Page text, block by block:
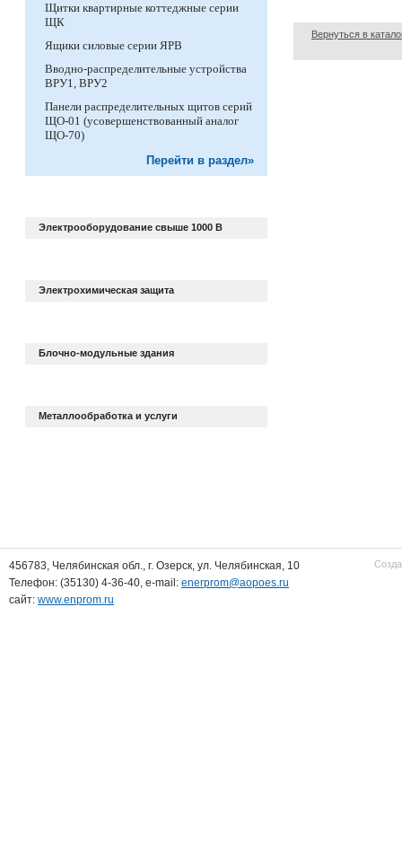
Щитки квартирные коттеджные серии
ЩК
Ящики силовые серии ЯРВ
Вводно-распределительные устройства
ВРУ1, ВРУ2
Панели распределительных щитов серий
ЩО-01 (усовершенствованный аналог
ЩО-70)
Перейти в раздел»
Электрооборудование свыше 1000 В
Электрохимическая защита
Блочно-модульные здания
Металлообработка и услуги
Вернуться в
456783, Челябинская обл., г. Озерск, ул. Челябинская, 10
Телефон: (35130) 4-36-40, e-mail: enerprom@aopoes.ru
сайт: www.enprom.ru